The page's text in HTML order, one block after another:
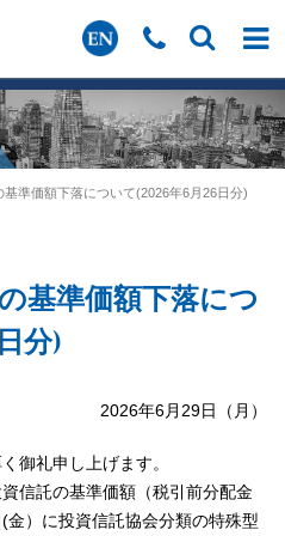
準価額下落について(2026年6月26日分)
基準価額下落につ
分)
2026年6月29日（月）
御礼申し上げます。
信託の基準価額（税引前分配金
）に投資信託協会分類の特殊型